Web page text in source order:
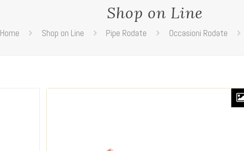
Shop on Line
Home Shop on Line Pipe Rodate Occasioni Rodate